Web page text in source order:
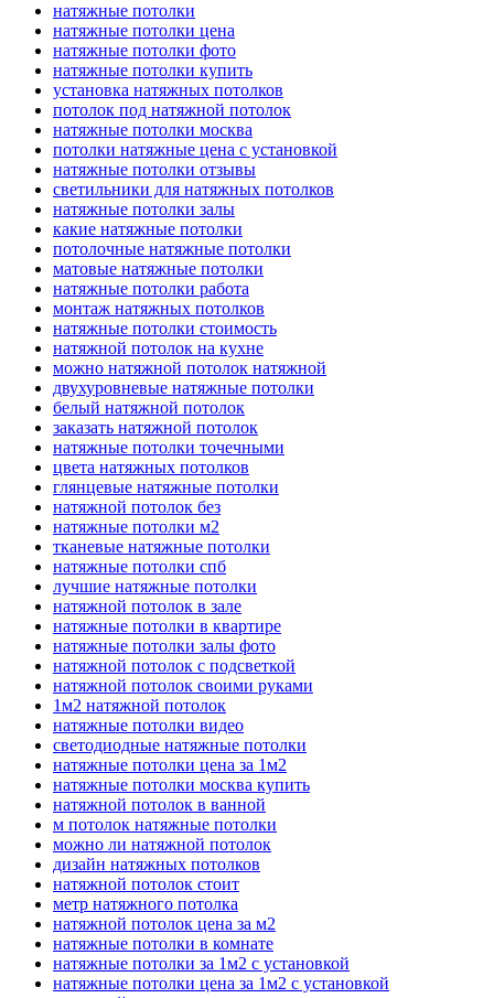
натяжные потолки
натяжные потолки цена
натяжные потолки фото
натяжные потолки купить
установка натяжных потолков
потолок под натяжной потолок
натяжные потолки москва
потолки натяжные цена с установкой
натяжные потолки отзывы
светильники для натяжных потолков
натяжные потолки залы
какие натяжные потолки
потолочные натяжные потолки
матовые натяжные потолки
натяжные потолки работа
монтаж натяжных потолков
натяжные потолки стоимость
натяжной потолок на кухне
можно натяжной потолок натяжной
двухуровневые натяжные потолки
белый натяжной потолок
заказать натяжной потолок
натяжные потолки точечными
цвета натяжных потолков
глянцевые натяжные потолки
натяжной потолок без
натяжные потолки м2
тканевые натяжные потолки
натяжные потолки спб
лучшие натяжные потолки
натяжной потолок в зале
натяжные потолки в квартире
натяжные потолки залы фото
натяжной потолок с подсветкой
натяжной потолок своими руками
1м2 натяжной потолок
натяжные потолки видео
светодиодные натяжные потолки
натяжные потолки цена за 1м2
натяжные потолки москва купить
натяжной потолок в ванной
м потолок натяжные потолки
можно ли натяжной потолок
дизайн натяжных потолков
натяжной потолок стоит
метр натяжного потолка
натяжной потолок цена за м2
натяжные потолки в комнате
натяжные потолки за 1м2 с установкой
натяжные потолки цена за 1м2 с установкой